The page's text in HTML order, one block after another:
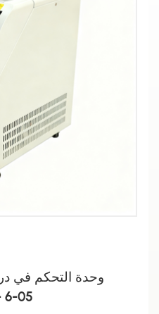
وحدة التحكم في
LWM (120 درجة مئوية) - 05-6